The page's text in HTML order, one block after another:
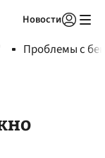
Новости
Проблемы с